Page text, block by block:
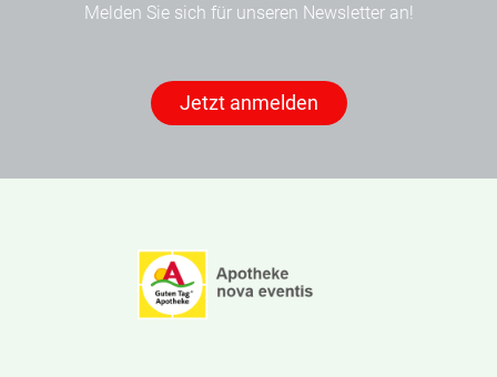
Melden Sie sich für unseren Newsletter an!
Jetzt anmelden